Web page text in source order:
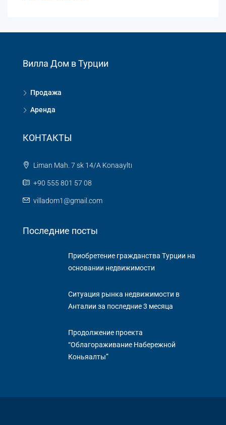
Вилла Дом в Турции
Продажа
Аренда
КОНТАКТЫ
Liman Mah. 7 sk 14/A Konaayltı
+90 555 801 57 08
villadom1@gmail.com
Последние посты
Приобретение гражданства Турции на
основании недвижимости
Ситуация рынка недвижимости в
Aнталии за последние 3 месяца
Продолжение проекта
“Облагораживание Набережной
Коньяалты”